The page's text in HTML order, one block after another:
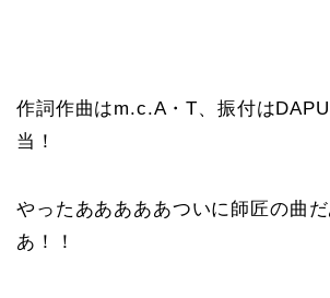
作詞作曲はm.c.A・T、振付は
当！
やったあああああついに師匠の曲
あ！！